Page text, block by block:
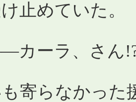
止めていた。
カーラ、さん
寄らなかった